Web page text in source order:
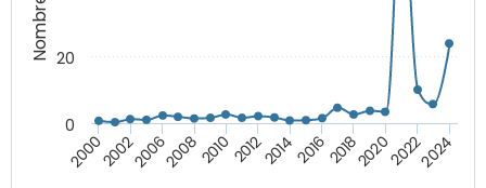
20002002200620082010 2012201420162018202020222024
0
20